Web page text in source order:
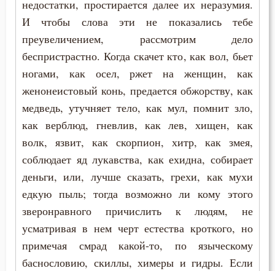
Богоугождение
Болезнь
Будущее
Вера
Власть
Воздаяние
Вознесение
Война
Афанасий (Сахаров)
Афанасий Великий
Варсонофий Оптинский (Плиханков)
Григорий Богослов
Григорий Великий (Двоеслов)
Григорий Палама
недостатки, простирается далее их неразумия.
И чтобы слова эти не показались тебе
преувеличением, рассмотрим дело
беспристрастно. Когда скачет кто, как вол, бьет
ногами, как осел, ржет на женщин, как
женонеистовый конь, предается обжорству, как
медведь, утучняет тело, как мул, помнит зло,
как верблюд, гневлив, как лев, хищен, как
волк, язвит, как скорпион, хитр, как змея,
соблюдает яд лукавства, как ехидна, собирает
деньги, или, лучше сказать, грехи, как мухи
едкую пыль; тогда возможно ли кому этого
зверонравного причислить к людям, не
усматривая в нем черт естества кроткого, но
примечая смрад какой-то, по языческому
баснословию, скиллы, химеры и гидры. Если